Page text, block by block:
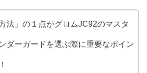
方法」の１点がグロムJC92のマスタ
ダーガードを選ぶ際に重要なポイン